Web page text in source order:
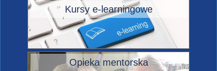
Kursy e-learningowe
Opieka mentorska